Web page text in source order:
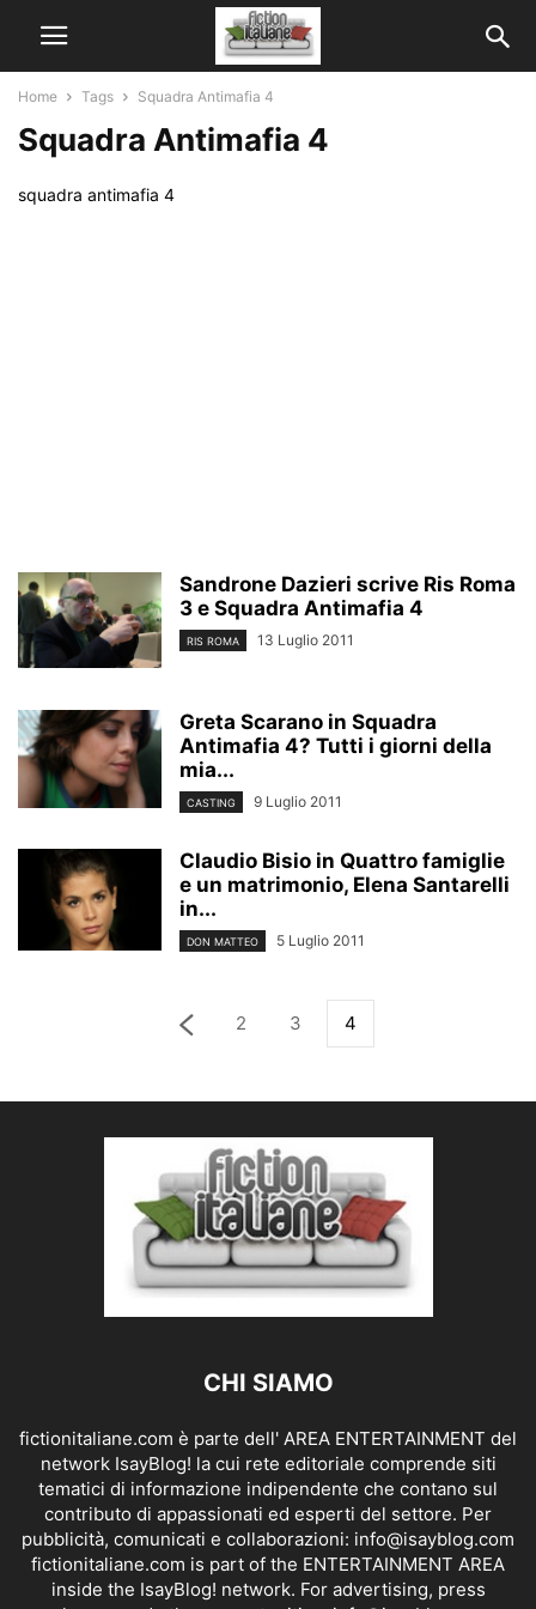
Home Tags Squadra Antimafia 4
Squadra Antimafia 4
squadra antimafia 4
Sandrone Dazieri scrive Ris Roma
3 e Squadra Antimafia 4
RIS ROMA 13 Luglio 2011
Greta Scarano in Squadra
Antimafia 4? Tutti i giorni della
mia...
CASTING 9 Luglio 2011
Claudio Bisio in Quattro famiglie
e un matrimonio, Elena Santarelli
in...
DON MATTEO 5 Luglio 2011
2 3 4
CHI SIAMO
fictionitaliane.com è parte dell' AREA ENTERTAINMENT del
network IsayBlog! la cui rete editoriale comprende siti
tematici di informazione indipendente che contano sul
contributo di appassionati ed esperti del settore. Per
pubblicità, comunicati e collaborazioni: info@isayblog.com
fictionitaliane.com is part of the ENTERTAINMENT AREA
inside the IsayBlog! network. For advertising, press